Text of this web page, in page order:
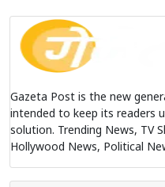
Gazeta Post is the new
intended to keep its readers
solution. Trending News, TV
Hollywood News, Political